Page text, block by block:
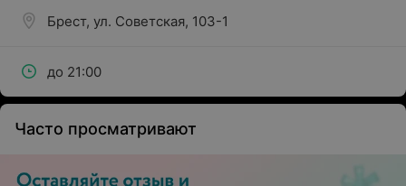
Брест, ул. Советская, 103-1
до 21:00
Часто просматривают